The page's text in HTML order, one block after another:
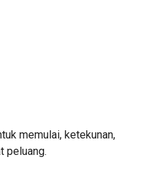
memulai, ketekunan,
peluang.